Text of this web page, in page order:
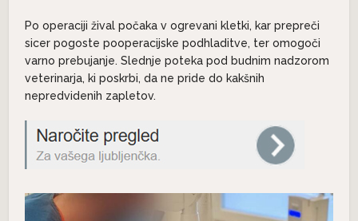
Po operaciji žival počaka v ogrevani kletki, kar prepreči
sicer pogoste pooperacijske podhladitve, ter omogoči
varno prebujanje. Slednje poteka pod budnim nadzorom
veterinarja, ki poskrbi, da ne pride do kakšnih
nepredvidenih zapletov.